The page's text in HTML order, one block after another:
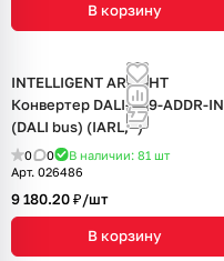
В корзину
INTELLIGENT ARLIGHT
Конвертер DALI-309-ADDR-IN
(DALI bus) (IARL, -)
0 0 В наличии: 81 шт
Арт. 026486
9 180.20 ₽/шт
В корзину